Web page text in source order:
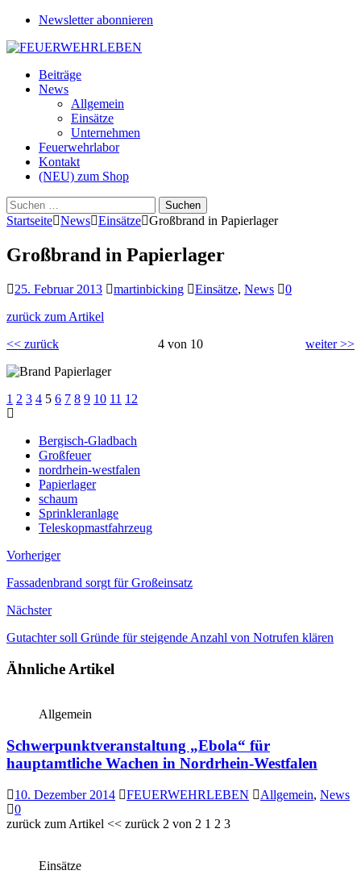
Newsletter abonnieren
Beiträge
News
Allgemein
Einsätze
Unternehmen
Feuerwehrlabor
Kontakt
(NEU) zum Shop
Suchen
nach:
Startseite News Einsätze Großbrand in Papierlager
Großbrand in Papierlager
25. Februar 2013 martinbicking Einsätze, News
0
zurück zum Artikel
<< zurück
4 von 10 weiter >>
1 2 3 4 5 6 7 8 9 10 11 12
Bergisch-Gladbach
Großfeuer
nordrhein-westfalen
Papierlager
schaum
Sprinkleranlage
Teleskopmastfahrzeug
Vorheriger
Fassadenbrand sorgt für Großeinsatz
Nächster
Gutachter soll Gründe für steigende Anzahl von Notrufen klären
Ähnliche Artikel
Allgemein
Schwerpunktveranstaltung „Ebola“ für
hauptamtliche Wachen in Nordrhein-Westfalen
10. Dezember 2014 FEUERWEHRLEBEN Allgemein, News
0
zurück zum Artikel << zurück 2 von 2 1 2 3
Einsätze